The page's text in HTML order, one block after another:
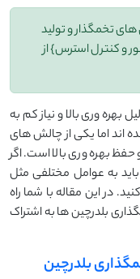
تخمگذار‌ و تولید
و کنترل استرس} از
بهره ‌وری بالا و نیاز کم به
‌اند اما یکی از چالش ‌های
بهره ‌وری بالا است. اگر
به عوامل مختلفی مثل
در این مقاله با شما راه‌
بلدرچین ‌ها به اشتراک
بلدرچین